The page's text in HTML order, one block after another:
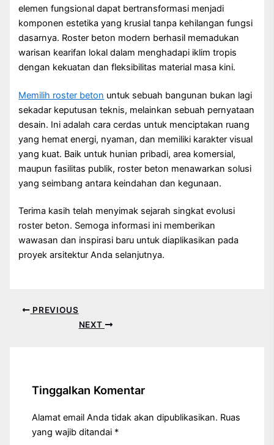
elemen fungsional dapat bertransformasi menjadi
komponen estetika yang krusial tanpa kehilangan fungsi
dasarnya. Roster beton modern berhasil memadukan
warisan kearifan lokal dalam menghadapi iklim tropis
dengan kekuatan dan fleksibilitas material masa kini.
Memilih roster beton untuk sebuah bangunan bukan lagi
sekadar keputusan teknis, melainkan sebuah pernyataan
desain. Ini adalah cara cerdas untuk menciptakan ruang
yang hemat energi, nyaman, dan memiliki karakter visual
yang kuat. Baik untuk hunian pribadi, area komersial,
maupun fasilitas publik, roster beton menawarkan solusi
yang seimbang antara keindahan dan kegunaan.
Terima kasih telah menyimak sejarah singkat evolusi
roster beton. Semoga informasi ini memberikan
wawasan dan inspirasi baru untuk diaplikasikan pada
proyek arsitektur Anda selanjutnya.
PREVIOUS
NEXT
Tinggalkan Komentar
Alamat email Anda tidak akan dipublikasikan. Ruas
yang wajib ditandai *